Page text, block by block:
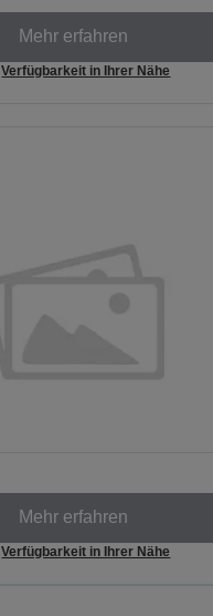
Mehr erfahren
Verfügbarkeit in Ihrer Nähe
Mehr erfahren
Verfügbarkeit in Ihrer Nähe